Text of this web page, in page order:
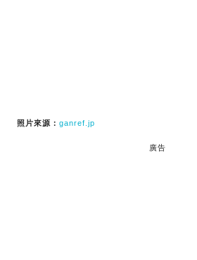
照片來源： ganref.jp
廣告